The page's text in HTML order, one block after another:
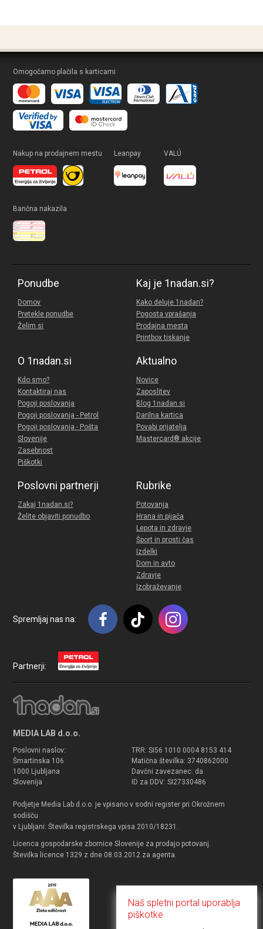
Omogočamo plačila s karticami
Nakup na prodajnem mestu Leanpay VALÚ
Bančna nakazila
Ponudbe
Domov
Pretekle ponudbe
Želim si
Kaj je 1nadan.si?
Kako deluje 1nadan?
Pogosta vprašanja
Prodajna mesta
Printbox tiskanje
O 1nadan.si
Kdo smo?
Kontaktiraj nas
Pogoji poslovanja
Pogoji poslovanja - Petrol
Pogoji poslovanja - Pošta
Slovenije
Zasebnost
Piškotki
Aktualno
Novice
Zaposlitev
Blog 1nadan.si
Darilna kartica
Povabi prijatelja
Mastercard® akcije
Poslovni partnerji
Zakaj 1nadan.si?
Želite objaviti ponudbo
Rubrike
Potovanja
Hrana in pijača
Lepota in zdravje
Šport in prosti čas
Izdelki
Dom in avto
Zdravje
Izobraževanje
Spremljaj nas na:
Partnerji:
MEDIA LAB d.o.o.
Poslovni naslov:
Šmartinska 106
1000 Ljubljana
Slovenija
TRR: SI56 1010 0004 8153 414
Matična številka: 3740862000
Davčni zavezanec: da
ID za DDV: SI27330486
Podjetje Media Lab d.o.o. je vpisano v sodni register pri Okrožnem
sodišču
v Ljubljani: Številka registrskega vpisa 2010/18231.
Licenca gospodarske zbornice Slovenije za prodajo potovanj.
Številka licence 1329 z dne 08.03.2012 za agenta.
Naš spletni portal uporablja
piškotke